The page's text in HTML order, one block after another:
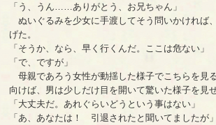
「う、うん……ありがとう、お兄ちゃん」
ぬいぐるみを少女に手渡してそう問いかければ
げた。
「そうか、なら、早く行くんだ。ここは危ない」
「で、ですが」
母親であろう女性が動揺した様子でこちらを見
向けば、男は少しだけ目を開いて驚いた様子を見せ
「大丈夫だ。あれぐらいどうという事はない」
「あ、あなたは！ 引退されたと聞いてましたが」